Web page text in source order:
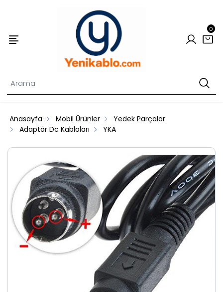
0
Anasayfa Mobil Ürünler
Yedek Parçalar
Adaptör Dc Kabloları
YKA